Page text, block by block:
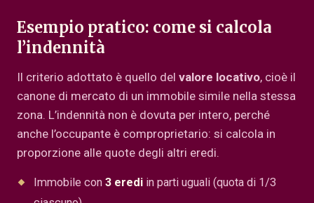
Esempio pratico: come si calcola
l’indennità
Il criterio adottato è quello del valore locativo, cioè il
canone di mercato di un immobile simile nella stessa
zona. L’indennità non è dovuta per intero, perché
anche l’occupante è comproprietario: si calcola in
proporzione alle quote degli altri eredi.
Immobile con 3 eredi in parti uguali (quota di 1/3